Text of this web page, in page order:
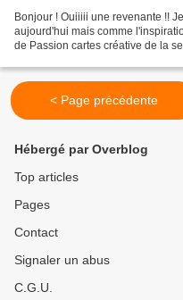
Bonjour ! Ouiiiii une revenante !!
aujourd'hui mais comme
< Page précédente
Hébergé par Overblog
Top articles
Pages
Contact
Signaler un abus
C.G.U.